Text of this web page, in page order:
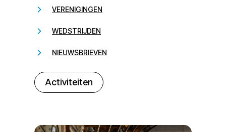
VERENIGINGEN
WEDSTRIJDEN
NIEUWSBRIEVEN
Activiteiten
232323